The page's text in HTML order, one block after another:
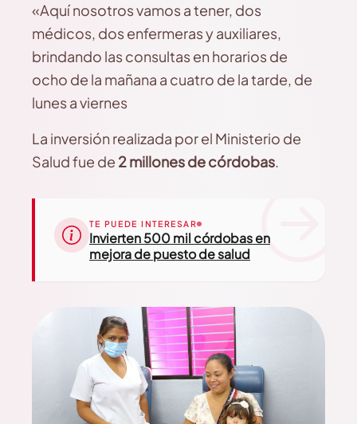
«Aquí nosotros vamos a tener, dos
médicos, dos enfermeras y auxiliares,
brindando las consultas en horarios de
ocho de la mañana a cuatro de la tarde, de
lunes a viernes
La inversión realizada por el Ministerio de
Salud fue de 2 millones de córdobas.
TE PUEDE INTERESAR
Invierten 500 mil córdobas en
mejora de puesto de salud